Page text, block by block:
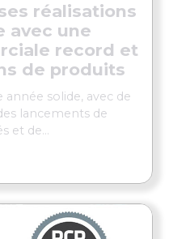
réalisations
avec une
record et
de produits
solide, avec de
lancements de
et de...